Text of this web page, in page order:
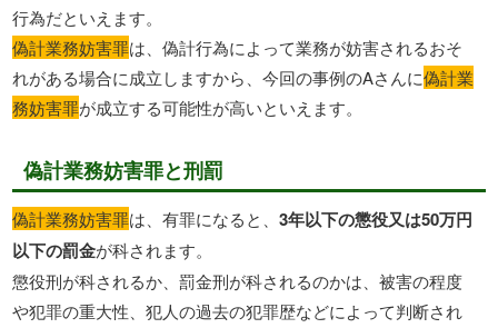
行為だといえます。
偽計業務妨害罪は、偽計行為によって業務が妨害されるおそ
れがある場合に成立しますから、今回の事例のAさんに偽計業
務妨害罪が成立する可能性が高いといえます。
偽計業務妨害罪と刑罰
偽計業務妨害罪は、有罪になると、3年以下の懲役又は50万円
以下の罰金が科されます。
懲役刑が科されるか、罰金刑が科されるのかは、被害の程度
や犯罪の重大性、犯人の過去の犯罪歴などによって判断され